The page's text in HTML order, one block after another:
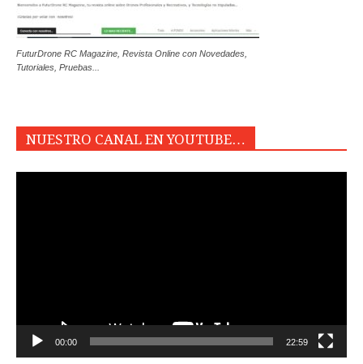
FuturDrone RC Magazine, Revista Online con Novedades,
Tutoriales, Pruebas...
NUESTRO CANAL EN YOUTUBE…
00:00 22:59